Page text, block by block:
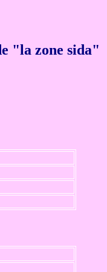
"la zone sida"